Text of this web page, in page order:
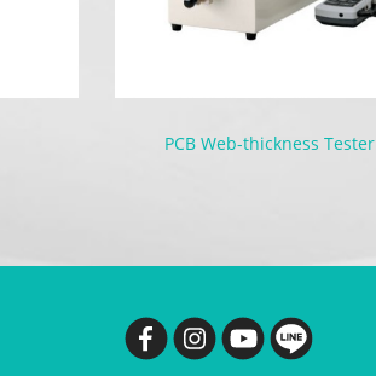
PCB Web-thickness Tester